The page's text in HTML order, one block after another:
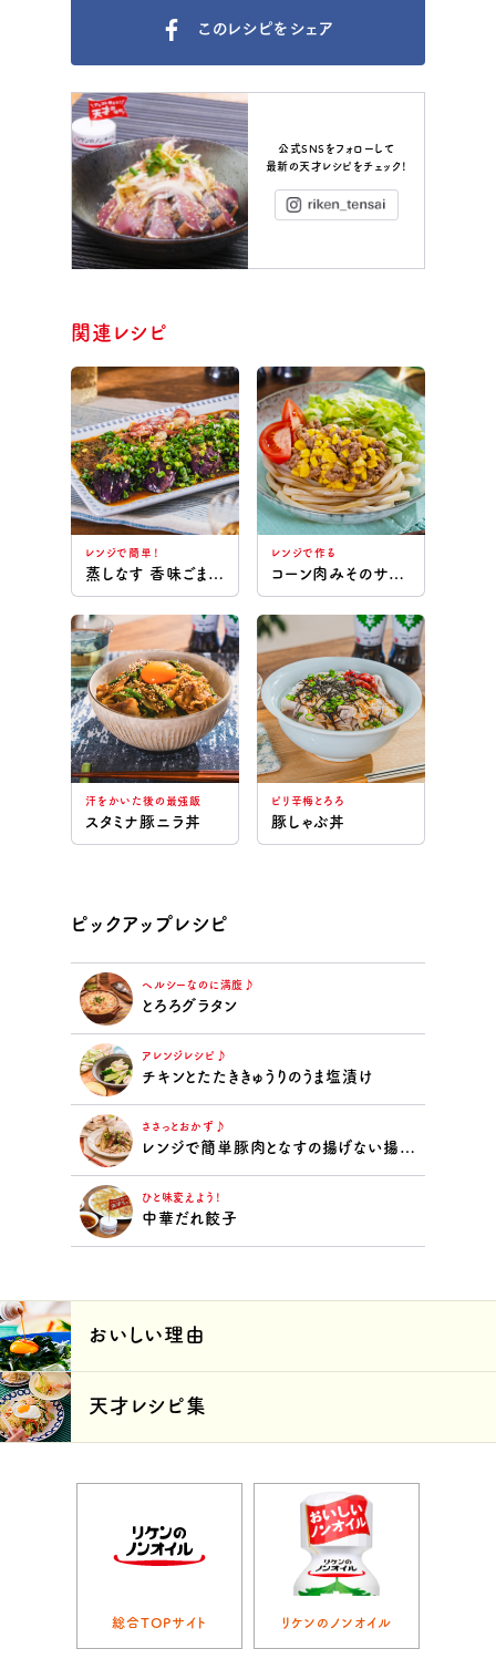
このレシピをシェア
公式SNSをフォローして
最新の天才レシピをチェック！
関連レシピ
レンジで簡単！
蒸しなす 香味ごまだれ
レンジで作る
コーン肉みそのサラダうどん
汗をかいた後の最強飯
スタミナ豚ニラ丼
ピリ辛梅とろろ
豚しゃぶ丼
ピックアップレシピ
ヘルシーなのに満腹♪
とろろグラタン
アレンジレシピ♪
チキンとたたききゅうりのうま塩漬け
ささっとおかず♪
レンジで簡単豚肉となすの揚げない揚げ浸し
ひと味変えよう！
中華だれ餃子
おいしい理由
天才レシピ集
総合TOPサイト リケンのノンオイル